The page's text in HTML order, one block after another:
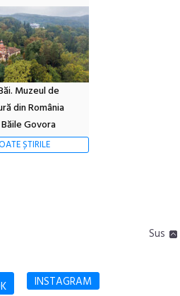
Muzeul de
din România
Govora
ȘTIRILE
Sus
INSTAGRAM